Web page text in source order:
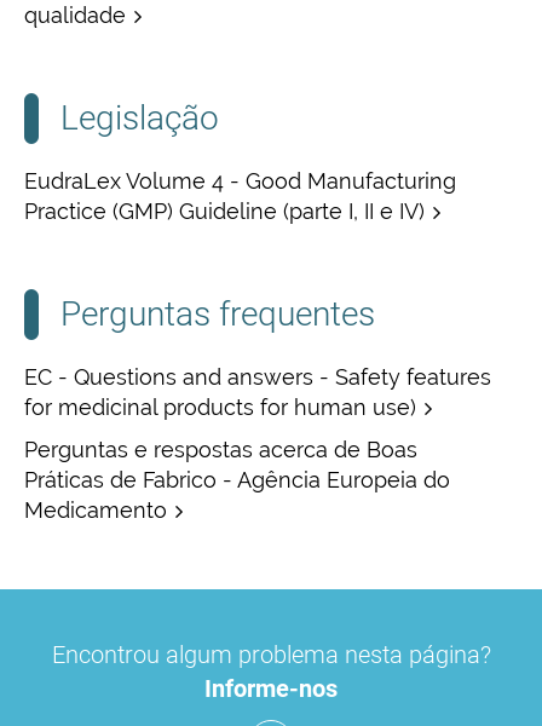
qualidade
Legislação
EudraLex Volume 4 - Good Manufacturing
Practice (GMP) Guideline (parte I, II e IV)
Perguntas frequentes
EC - Questions and answers - Safety features
for medicinal products for human use)
Perguntas e respostas acerca de Boas
Práticas de Fabrico - Agência Europeia do
Medicamento
Encontrou algum problema nesta página?
Informe-nos